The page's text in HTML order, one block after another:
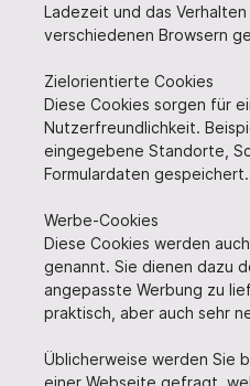
Ladezeit und das
verschiedenen Browsern
Zielorientierte Cookies
Diese Cookies sorgen für
Nutzerfreundlichkeit.
eingegebene Standorte,
Formulardaten gespeichert.
Werbe-Cookies
Diese Cookies werden
genannt. Sie dienen dazu
angepasste Werbung zu
praktisch, aber auch sehr
Üblicherweise werden Sie